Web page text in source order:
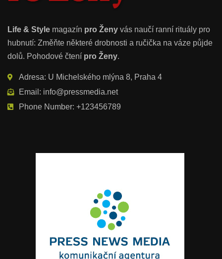
Life & Style magazín pro Ženy vás naučí ranní rituály pro
hubnutí: Změňte některé drobnosti a ručička na váze půjde
dolů. Pohodové čtení pro Ženy.
Adresa: U Michelského mlýna 8, Praha 4
Email: info@pressmedia.net
Phone Number: +123456789